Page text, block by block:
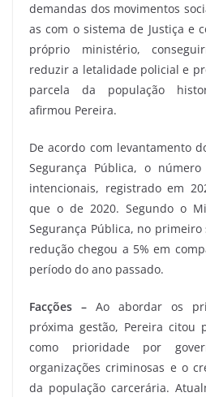
demandas dos movimentos
as com o sistema de Justiça e
próprio ministério,
reduzir a letalidade policial e
parcela da população
afirmou Pereira.
De acordo com levantamento
Segurança Pública, o
intencionais, registrado em
que o de 2020. Segundo o
Segurança Pública, no
redução chegou a 5% em
período do ano passado.
Facções –Ao abordar os
próxima gestão, Pereira citou
como prioridade por
organizações criminosas e o
da população carcerária.